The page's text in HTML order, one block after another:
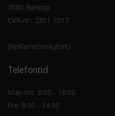
7080 Børkop
CVR-nr.: 2351 1517
(Reklamebeskyttet)
Telefontid
Man-tor: 8:00 - 16:00
Fre: 8:00 - 14:30